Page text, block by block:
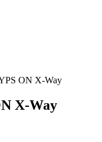
ON X-Way
X-Way